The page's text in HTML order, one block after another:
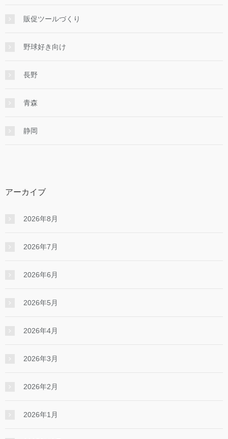
販促ツールづくり
野球好き向け
長野
青森
静岡
アーカイブ
2026年8月
2026年7月
2026年6月
2026年5月
2026年4月
2026年3月
2026年2月
2026年1月